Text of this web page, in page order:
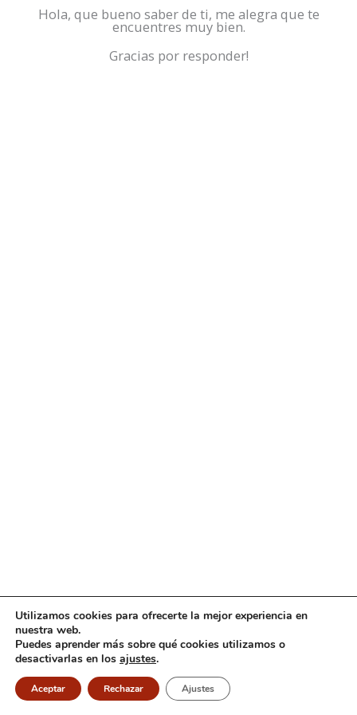
Hola, que bueno saber de ti, me alegra que te
encuentres muy bien.
Gracias por responder!
Utilizamos cookies para ofrecerte la mejor experiencia en
nuestra web.
Puedes aprender más sobre qué cookies utilizamos o
desactivarlas en los ajustes.
Aceptar Rechazar Ajustes